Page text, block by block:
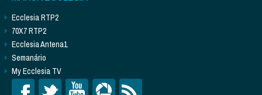
Ecclesia RTP2
70X7 RTP2
Ecclesia Antena1
Semanário
My Ecclesia TV